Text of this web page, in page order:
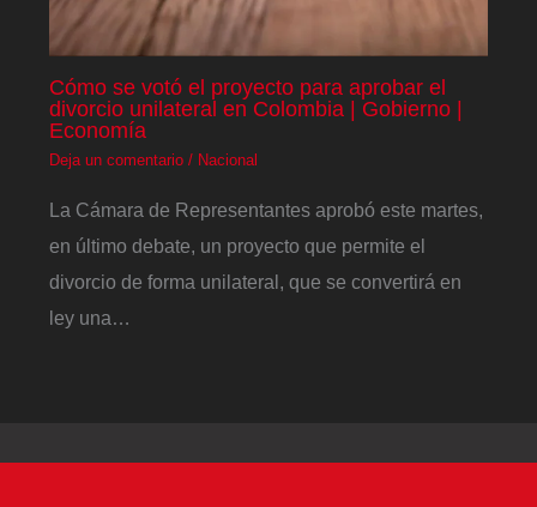
Cómo se votó el proyecto para aprobar el
divorcio unilateral en Colombia | Gobierno |
Economía
Deja un comentario / Nacional
La Cámara de Representantes aprobó este martes,
en último debate, un proyecto que permite el
divorcio de forma unilateral, que se convertirá en
ley una…